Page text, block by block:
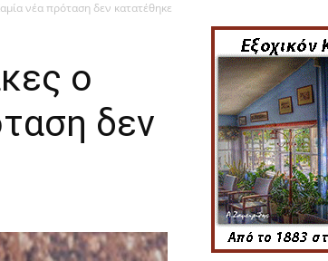
νέα πρόταση δεν κατατέθηκε
ο
δεν